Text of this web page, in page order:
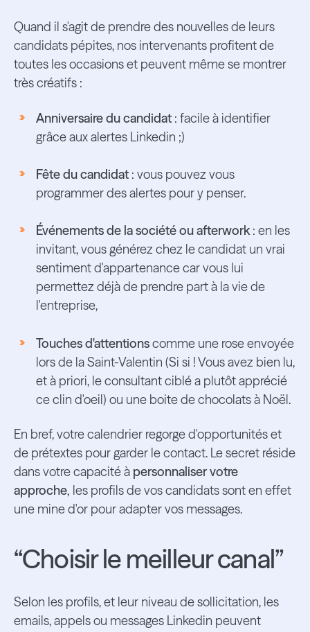
Quand il s'agit de prendre des nouvelles de leurs
candidats pépites, nos intervenants profitent de
toutes les occasions et peuvent même se montrer
très créatifs :
Anniversaire du candidat: facile à identifier
grâce aux alertes Linkedin ;)
Fête du candidat: vous pouvez vous
programmer des alertes pour y penser.
Événements de la société ou afterwork: en les
invitant, vous générez chez le candidat un vrai
sentiment d'appartenance car vous lui
permettez déjà de prendre part à la vie de
l'entreprise,
Touches d'attentionscomme une rose envoyée
lors de la Saint-Valentin (Si si ! Vous avez bien lu,
et à priori, le consultant ciblé a plutôt apprécié
ce clin d'oeil) ou une boite de chocolats à Noël.
En bref, votre calendrier regorge d'opportunités et
de prétextes pour garder le contact. Le secret réside
dans votre capacité à personnaliser votre
approche, les profils de vos candidats sont en effet
une mine d'or pour adapter vos messages.
“Choisir le meilleur canal”
Selon les profils, et leur niveau de sollicitation, les
emails, appels ou messages Linkedin peuvent